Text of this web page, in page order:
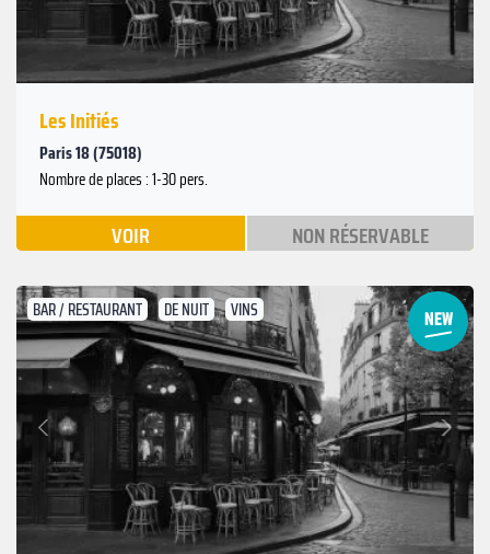
Les Initiés
Paris 18 (75018)
Nombre de places : 1-30 pers.
VOIR NON RÉSERVABLE
BAR / RESTAURANT DE NUIT VINS
Précédent
Suivant